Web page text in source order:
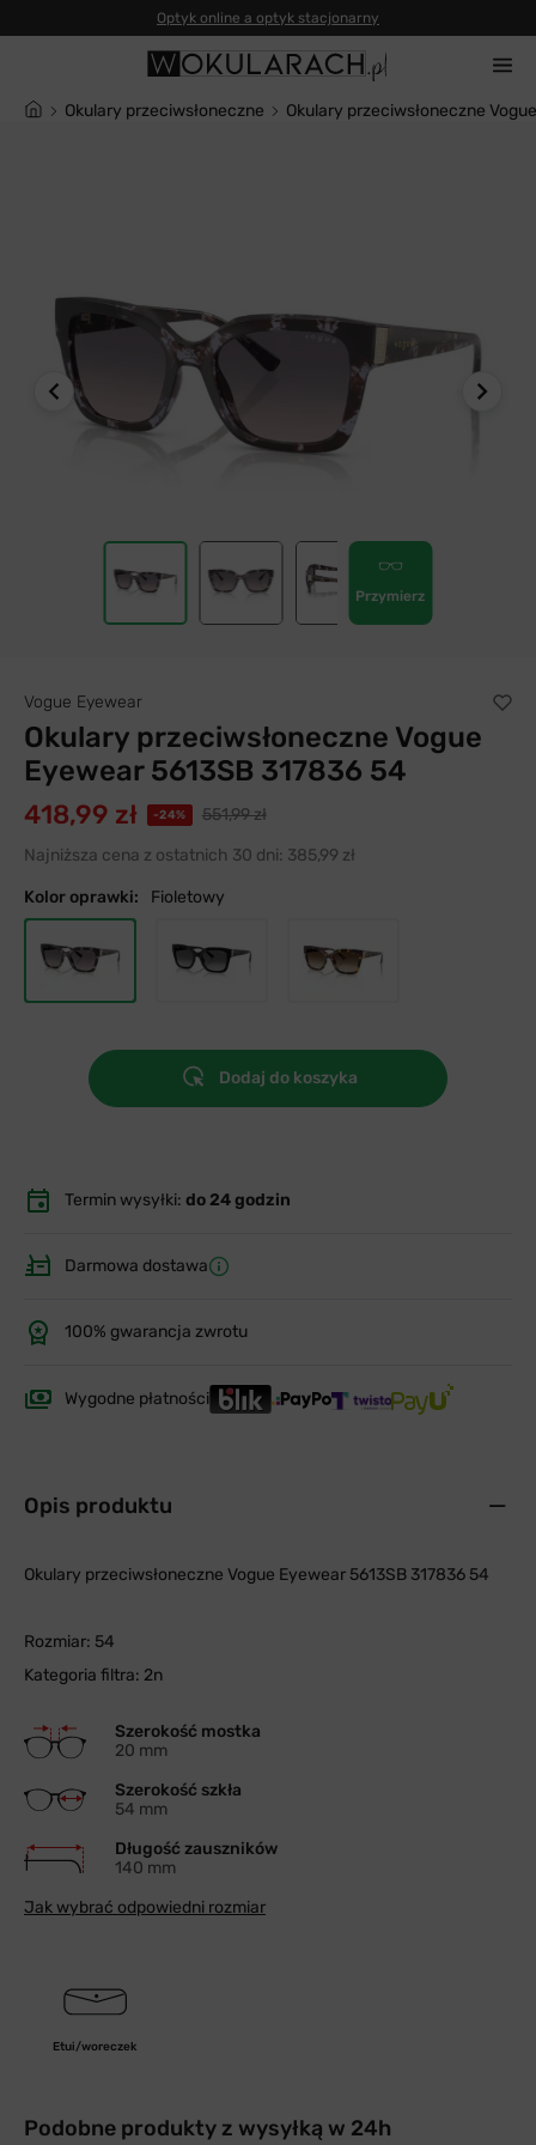
Optyk online a optyk stacjonarny
Okulary przeciwsłoneczne Okulary przeciwsłoneczne
Przymierz
Vogue Eyewear
Okulary przeciwsłoneczne Vogue
Eyewear 5613SB 317836 54
418,99 zł -24%
551,99 zł
Najniższa cena z ostatnich 30 dni: 385,99 zł
Kolor oprawki: Fioletowy
Dodaj do koszyka
Termin wysyłki: do 24 godzin
Darmowa dostawa
100% gwarancja zwrotu
Wygodne płatności
Opis produktu
Okulary przeciwsłoneczne Vogue Eyewear 5613SB 317836 54
Rozmiar: 54
Kategoria filtra: 2n
Szerokość mostka
20 mm
Szerokość szkła
54 mm
Długość zauszników
140 mm
Jak wybrać odpowiedni rozmiar
Etui/woreczek
Podobne produkty z wysyłką w 24h